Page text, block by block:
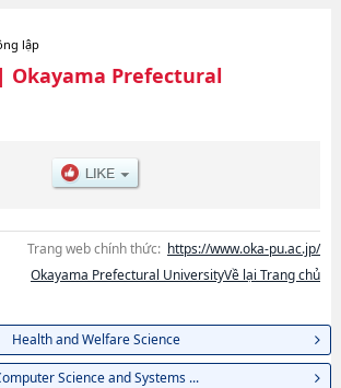
cho du học sinh, như là về các Health and
Science and Systems
thông tin về từng khoa nghiên cứu, thông tin liên
số lượng tuyển sinh, số lượng trúng tuyển, cở sở
lập
Okayama Prefectural
Trang web chính thức: https://www.oka-pu.ac.jp/
Okayama Prefectural UniversityVề lại Trang chủ
Health and Welfare Science
Science and Systems ...